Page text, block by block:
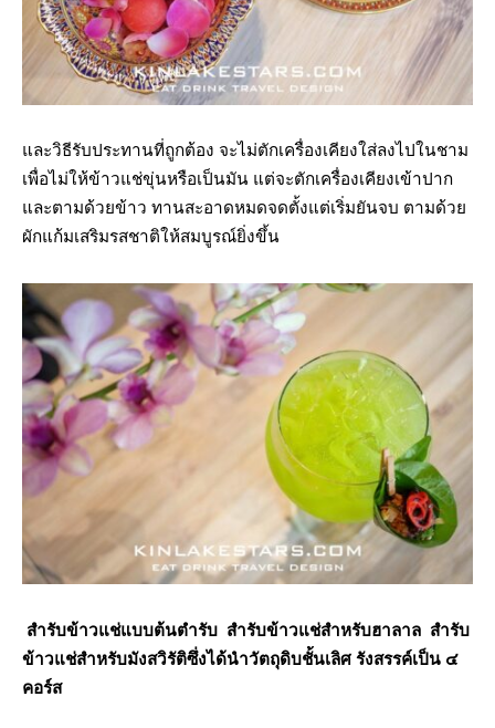
และวิธีรับประทานที่ถูกต้อง จะไม่ตักเครื่องเคียงใส่ลงไปในชาม
เพื่อไม่ให้ข้าวแช่ขุ่นหรือเป็นมัน แต่จะตักเครื่องเคียงเข้าปาก
และตามด้วยข้าว ทานสะอาดหมดจดตั้งแต่เริ่มยันจบ ตามด้วย
ผักแก้มเสริมรสชาติให้สมบูรณ์ยิ่งขึ้น
สำรับข้าวแช่แบบต้นตำรับ สำรับข้าวแช่สำหรับฮาลาล สำรับ
ข้าวแช่สำหรับมังสวิรัติซึ่งได้นำวัตถุดิบชั้นเลิศ รังสรรค์เป็น ๔
คอร์ส